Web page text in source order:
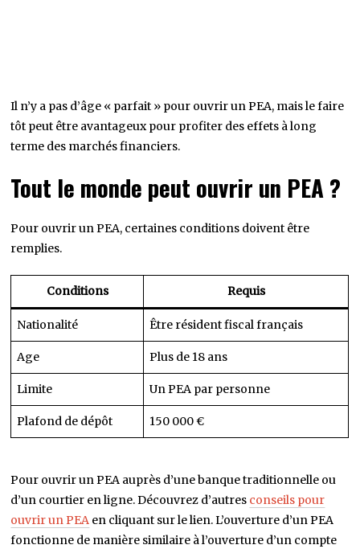
Il n’y a pas d’âge « parfait » pour ouvrir un PEA, mais le faire
tôt peut être avantageux pour profiter des effets à long
terme des marchés financiers.
Tout le monde peut ouvrir un PEA ?
Pour ouvrir un PEA, certaines conditions doivent être
remplies.
Conditions Requis
Nationalité Être résident fiscal français
Age Plus de 18 ans
Limite Un PEA par personne
Plafond de dépôt 150 000 €
Pour ouvrir un PEA auprès d’une banque traditionnelle ou
d’un courtier en ligne. Découvrez d’autres conseils pour
ouvrir un PEA en cliquant sur le lien. L’ouverture d’un PEA
fonctionne de manière similaire à l’ouverture d’un compte